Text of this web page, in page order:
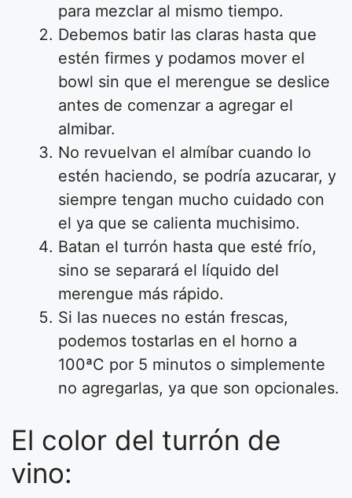
para mezclar al mismo tiempo.
Debemos batir las claras hasta que
estén firmes y podamos mover el
bowl sin que el merengue se deslice
antes de comenzar a agregar el
almibar.
No revuelvan el almíbar cuando lo
estén haciendo, se podría azucarar, y
siempre tengan mucho cuidado con
el ya que se calienta muchisimo.
Batan el turrón hasta que esté frío,
sino se separará el líquido del
merengue más rápido.
Si las nueces no están frescas,
podemos tostarlas en el horno a
100ªC por 5 minutos o simplemente
no agregarlas, ya que son opcionales.
El color del turrón de
vino: